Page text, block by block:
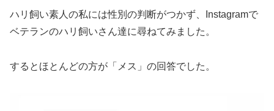
ハリ飼い素人の私には性別の判断がつかず、Instagramで
ベテランのハリ飼いさん達に尋ねてみました。
するとほとんどの方が「メス」の回答でした。